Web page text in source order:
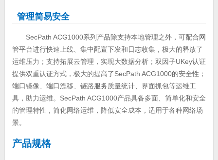
管理简易安全
SecPath ACG1000系列产品除支持本地管理之外，可配合网
管平台进行快速上线、集中配置下发和日志收集，极大的释放了
运维压力；支持拓展云管理，实现大数据分析；双因子UKey认证
提供双重认证方式，极大的提高了SecPath ACG1000的安全性；
端口镜像、端口漂移、链路服务质量统计、界面抓包等运维工
具，助力运维。SecPath ACG1000产品具备多面、简单化和安全
的管理特性，简化网络运维，降低安全成本，适用于各种网络场
景。
产品规格